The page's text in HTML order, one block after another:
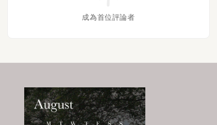
成為首位評論者